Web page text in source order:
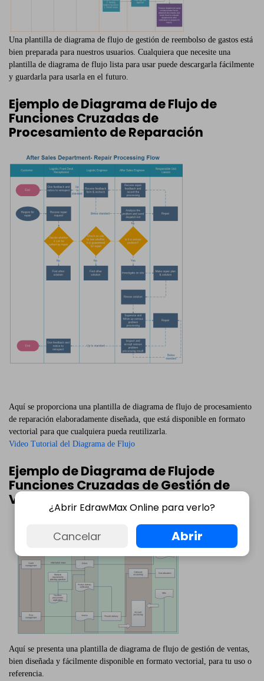
Una plantilla de diagrama de flujo de gestión de reembolso de gastos está
bien preparada para nuestros usuarios. Cualquiera que necesite una
plantilla de diagrama de flujo lista para usar puede descargarla fácilmente
y guardarla para usarla en el futuro.
Ejemplo de Diagrama de Flujo de
Funciones Cruzadas de
Procesamiento de Reparación
Aquí se proporciona una plantilla de diagrama de flujo de procesamiento
de reparación elaboradamente diseñada, que está disponible en formato
vectorial para que cualquiera pueda reutilizarla.
Video Tutorial del Diagrama de Flujo
Ejemplo de Diagrama de Flujode
Funciones Cruzadas de Gestión de
Ventas
Aquí se presenta una plantilla de diagrama de flujo de gestión de ventas,
bien diseñada y fácilmente disponible en formato vectorial, para tu uso o
referencia.
¿Abrir EdrawMax Online para verlo?
Cancelar Abrir